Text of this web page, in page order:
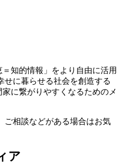
知的情報」をより自由に活用
せに暮らせる社会を創造する
に繋がりやすくなるためのメ
相談などがある場合はお気
ア